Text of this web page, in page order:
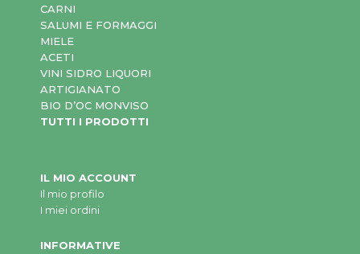
CARNI
SALUMI E FORMAGGI
MIELE
ACETI
VINI SIDRO LIQUORI
ARTIGIANATO
BIO D’OC MONVISO
TUTTI I PRODOTTI
IL MIO ACCOUNT
Il mio profilo
I miei ordini
INFORMATIVE